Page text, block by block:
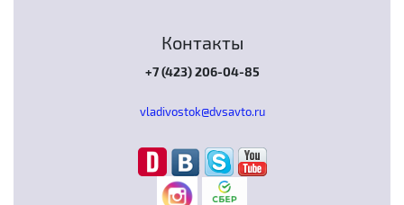
Контакты
+7 (423) 206-04-85
vladivostok@dvsavto.ru